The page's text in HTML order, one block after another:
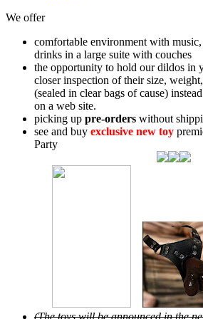
We offer
comfortable environment with
drinks in a large suite with couches
the opportunity to hold our dildos in
closer inspection of their size,
(sealed in clear bags of cause)
on a web site.
picking up pre-orders without
see and buy exclusive new toy
Party
(The toys will be announced in the